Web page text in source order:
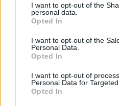
I want to opt-out of the
personal data.
Opted In
I want to opt-out of the
Personal Data.
Opted In
I want to opt-out of
Personal Data for Targeted
Opted In
A continuación, vamos a
favor y puntos de Bogotá
digital.
Puntos a favor
Buen coste de vida.
Buena calidad del aire